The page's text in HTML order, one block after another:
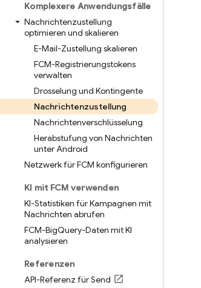
Komplexere Anwendungsfälle
Nachrichtenzustellung
optimieren und skalieren
E-Mail-Zustellung skalieren
FCM-Registrierungstokens
verwalten
Drosselung und Kontingente
Nachrichtenzustellung
Nachrichtenverschlüsselung
Herabstufung von Nachrichten
unter Android
Netzwerk für FCM konfigurieren
KI mit FCM verwenden
KI-Statistiken für Kampagnen mit
Nachrichten abrufen
FCM-BigQuery-Daten mit KI
analysieren
Referenzen
API-Referenz für Send